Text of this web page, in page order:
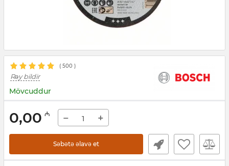
( 500 )
Rəy bildir
Mövcuddur
0,00 ₼ − +
Səbətə əlavə et